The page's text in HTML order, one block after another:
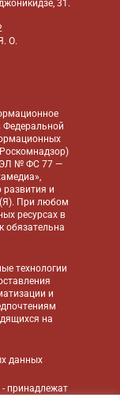
31.
О.
Федеральной
ЭЛ № ФС 77 —
развития и
При любом
ресурсах в
обязательна
технологии
и
на
данных
- принадлежат